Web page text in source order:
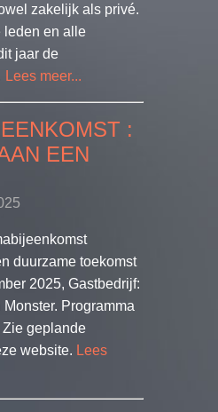
zakelijk als privé.
leden en alle
jaar de
Lees meer...
:
EEN
duurzame toekomst
2025, Gastbedrijf:
Programma
geplande
website. Lees